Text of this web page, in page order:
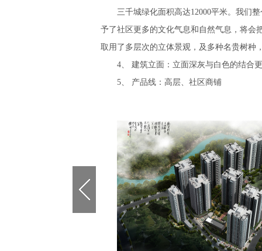
三千城绿化面积高达12000平米。我们
予了社区更多的文化气息和自然气息，将会
取用了多层次的立体景观，及多种名贵树种
4、 建筑立面：立面深灰与白色的结合
5、 产品线：高层、社区商铺